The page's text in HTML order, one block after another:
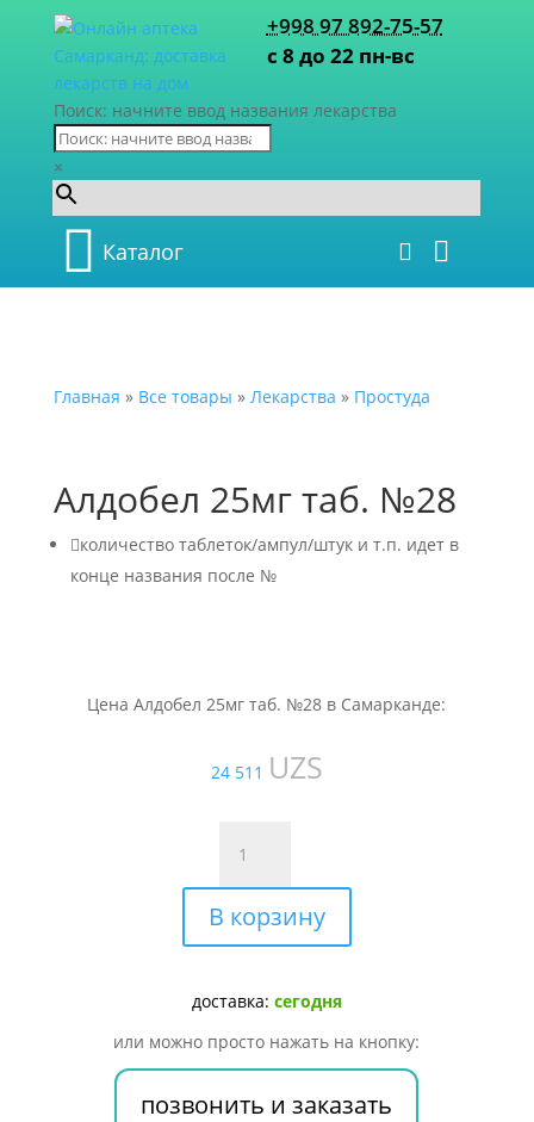
+998 97 892-75-57
с 8 до 22 пн-вс
Поиск: начните ввод названия лекарства
×
Каталог
Главная » Все товары » Лекарства » Простуда
Алдобел 25мг таб. №28
количество таблеток/ампул/штук и т.п. идет в
конце названия после №
Цена Алдобел 25мг таб. №28 в Самарканде:
24 511 UZS
товара
Алдобел
25мг
таб.
В корзину
доставка: сегодня
или можно просто нажать на кнопку:
позвонить и заказать